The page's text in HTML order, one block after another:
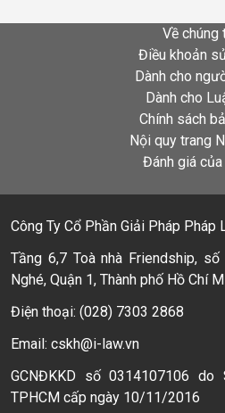
Về chúng
Điều khoản
Dành cho
Dành cho
Chính sách
Nội quy trang
Đánh giá của
Công Ty Cổ Phần Giải Pháp Pháp
Tầng 6,7 Toà nhà Friendship,
Nghé, Quận 1, Thành phố Hồ Chí
Điện thoại: (028) 7303 2868
Email: cskh@i-law.vn
GCNĐKKD số 0314107106
TPHCM cấp ngày 10/11/2016